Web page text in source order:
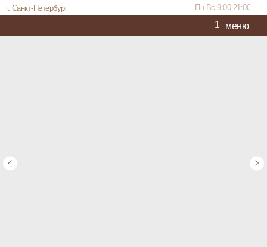
меню
г. Санкт-Петербург Пн-Вс 9:00-21:00
Покупателям
1